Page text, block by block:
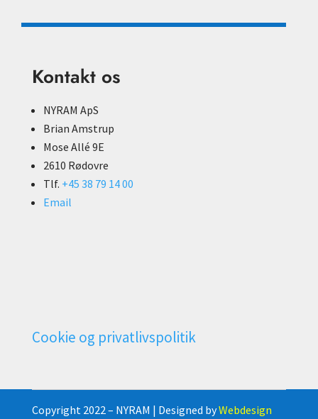
Kontakt os
NYRAM ApS
Brian Amstrup
Mose Allé 9E
2610 Rødovre
Tlf. +45 38 79 14 00
Email
Cookie og privatlivspolitik
Copyright 2022 – NYRAM | Designed byWebdesign